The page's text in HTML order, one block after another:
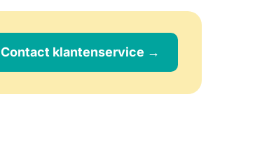
Contact klantenservice →